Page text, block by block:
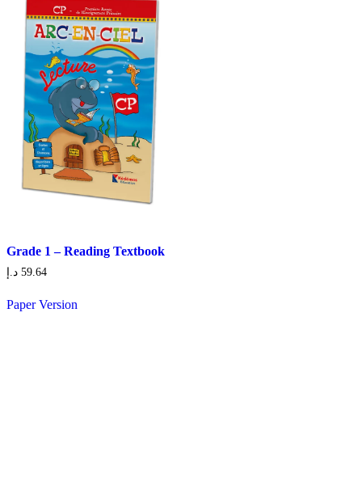
Grade 1 – Reading Textbook
59.64 د.إ
Paper Version